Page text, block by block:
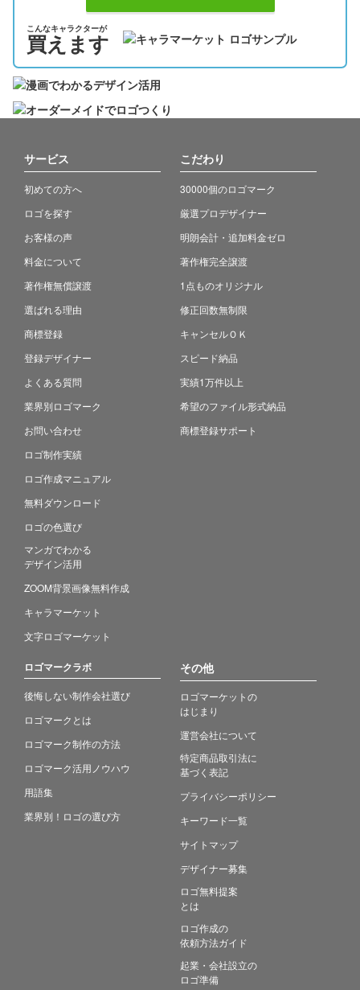
こんなキャラクターが
買えます
サービス
初めての方へ
ロゴを探す
お客様の声
料金について
著作権無償譲渡
選ばれる理由
商標登録
登録デザイナー
よくある質問
業界別ロゴマーク
お問い合わせ
ロゴ制作実績
ロゴ作成マニュアル
無料ダウンロード
ロゴの色選び
マンガでわかる
デザイン活用
ZOOM背景画像無料作成
キャラマーケット
文字ロゴマーケット
こだわり
30000個のロゴマーク
厳選プロデザイナー
明朗会計・追加料金ゼロ
著作権完全譲渡
1点ものオリジナル
修正回数無制限
キャンセルＯＫ
スピード納品
実績1万件以上
希望のファイル形式納品
商標登録サポート
ロゴマークラボ
後悔しない制作会社選び
ロゴマークとは
ロゴマーク制作の方法
ロゴマーク活用ノウハウ
用語集
業界別！ロゴの選び方
その他
ロゴマーケットの
はじまり
運営会社について
特定商品取引法に
基づく表記
プライバシーポリシー
キーワード一覧
サイトマップ
デザイナー募集
ロゴ無料提案
とは
ロゴ作成の
依頼方法ガイド
起業・会社設立の
ロゴ準備